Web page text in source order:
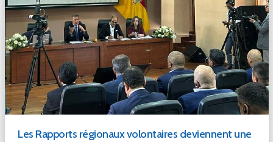
Les Rapports régionaux volontaires deviennent une